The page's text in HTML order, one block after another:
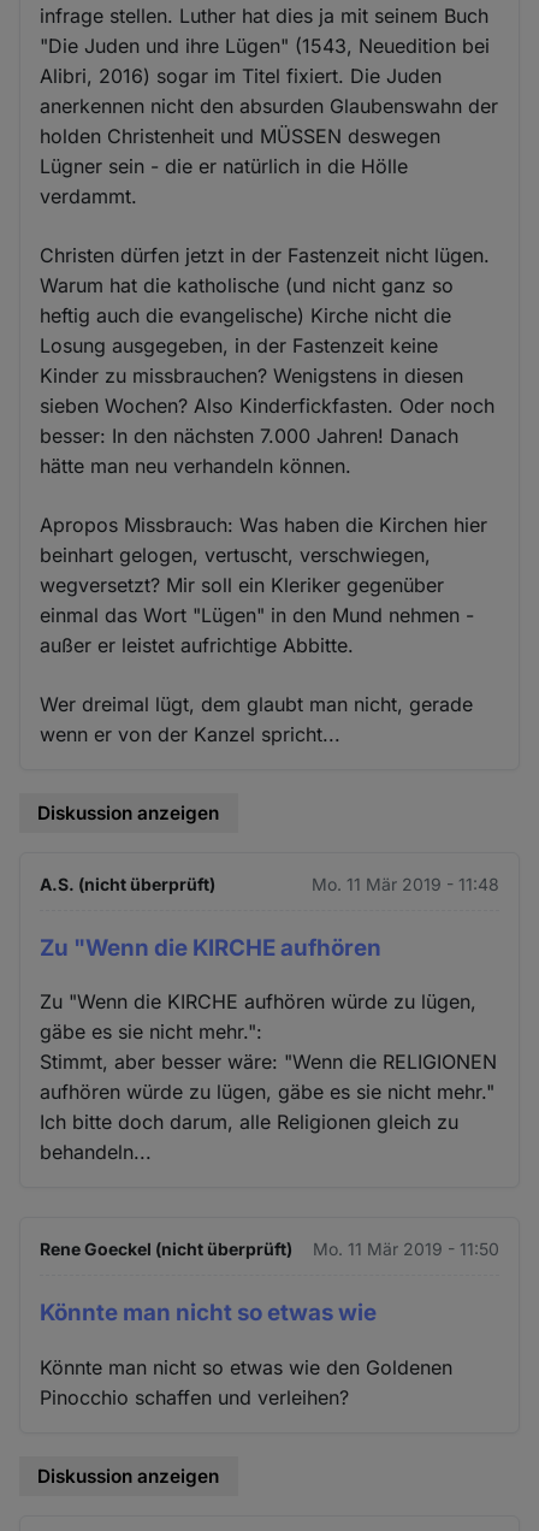
infrage stellen. Luther hat dies ja mit seinem Buch
"Die Juden und ihre Lügen" (1543, Neuedition bei
Alibri, 2016) sogar im Titel fixiert. Die Juden
anerkennen nicht den absurden Glaubenswahn der
holden Christenheit und MÜSSEN deswegen
Lügner sein - die er natürlich in die Hölle
verdammt.
Christen dürfen jetzt in der Fastenzeit nicht lügen.
Warum hat die katholische (und nicht ganz so
heftig auch die evangelische) Kirche nicht die
Losung ausgegeben, in der Fastenzeit keine
Kinder zu missbrauchen? Wenigstens in diesen
sieben Wochen? Also Kinderfickfasten. Oder noch
besser: In den nächsten 7.000 Jahren! Danach
hätte man neu verhandeln können.
Apropos Missbrauch: Was haben die Kirchen hier
beinhart gelogen, vertuscht, verschwiegen,
wegversetzt? Mir soll ein Kleriker gegenüber
einmal das Wort "Lügen" in den Mund nehmen -
außer er leistet aufrichtige Abbitte.
Wer dreimal lügt, dem glaubt man nicht, gerade
wenn er von der Kanzel spricht...
Diskussion anzeigen
A.S. (nicht überprüft) Mo. 11 Mär 2019 - 11:48
Zu "Wenn die KIRCHE aufhören
Zu "Wenn die KIRCHE aufhören würde zu lügen,
gäbe es sie nicht mehr.":
Stimmt, aber besser wäre: "Wenn die RELIGIONEN
aufhören würde zu lügen, gäbe es sie nicht mehr."
Ich bitte doch darum, alle Religionen gleich zu
behandeln...
Rene Goeckel (nicht überprüft) Mo. 11 Mär 2019 - 11:50
Könnte man nicht so etwas wie
Könnte man nicht so etwas wie den Goldenen
Pinocchio schaffen und verleihen?
Diskussion anzeigen